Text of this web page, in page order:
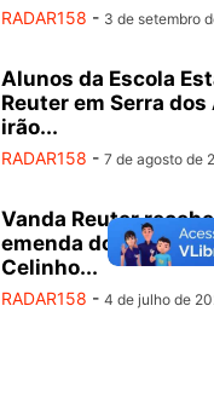
RADAR158 - 3 de setembro
Alunos da Escola
Reuter em Serra
irão...
RADAR158 - 7 de agosto de
Vanda Reuter
emenda do
Celinho...
RADAR158 - 4 de julho de